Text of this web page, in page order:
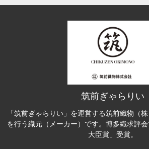
筑前ぎゃらりい
「筑前ぎゃらりい」を運営する筑前織物（
を行う織元（メーカー）です。博多織求評
大臣賞」受賞。